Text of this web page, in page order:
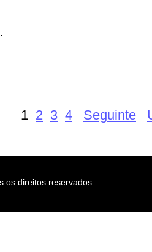
1 2 3 4 Seguinte
os direitos reservados